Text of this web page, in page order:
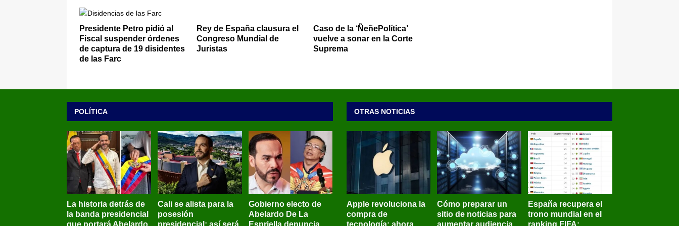
Presidente Petro pidió al
Fiscal suspender órdenes
de captura de 19 disidentes
de las Farc
Rey de España clausura el
Congreso Mundial de
Juristas
Caso de la ‘ÑeñePolítica’
vuelve a sonar en la Corte
Suprema
POLÍTICA
La historia detrás de
la banda presidencial
Cali se alista para la
posesión
Gobierno electo de
Abelardo De La
OTRAS NOTICIAS
Apple revoluciona la
compra de
Cómo preparar un
sitio de noticias para
España recupera el
trono mundial en el